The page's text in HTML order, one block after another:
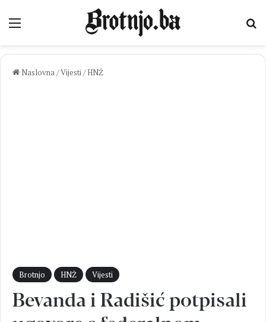
Izbornik
Naslovna/Vijesti/ HNŽ
Brotnjo HNŽ Vijesti
Bevanda i Radišić potpisali